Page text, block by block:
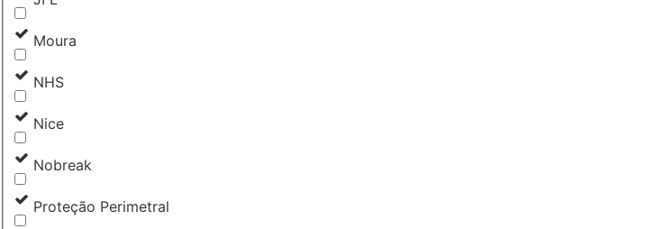
Moura
NHS
Nice
Nobreak
Proteção Perimetral